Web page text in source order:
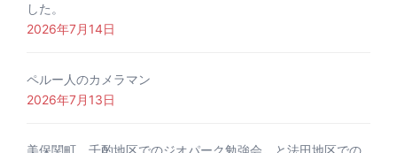
した。
2026年7月14日
ペルー人のカメラマン
2026年7月13日